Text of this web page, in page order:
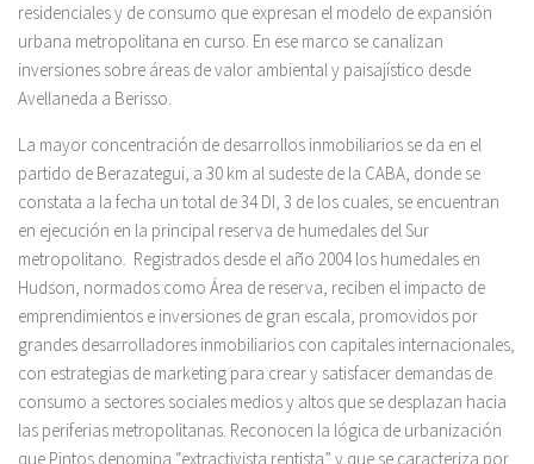
residenciales y de consumo que expresan el modelo de expansión
urbana metropolitana en curso. En ese marco se canalizan
inversiones sobre áreas de valor ambiental y paisajístico desde
Avellaneda a Berisso.
La mayor concentración de desarrollos inmobiliarios se da en el
partido de Berazategui, a 30 km al sudeste de la CABA, donde se
constata a la fecha un total de 34 DI, 3 de los cuales, se encuentran
en ejecución en la principal reserva de humedales del Sur
metropolitano. Registrados desde el año 2004 los humedales en
Hudson, normados como Área de reserva, reciben el impacto de
emprendimientos e inversiones de gran escala, promovidos por
grandes desarrolladores inmobiliarios con capitales internacionales,
con estrategias de marketing para crear y satisfacer demandas de
consumo a sectores sociales medios y altos que se desplazan hacia
las periferias metropolitanas. Reconocen la lógica de urbanización
que Pintos denomina “extractivista rentista” y que se caracteriza por